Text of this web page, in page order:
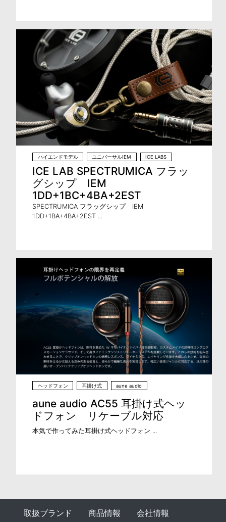
ハイエンドモデル ユニバーサルIEM ICE LABS
ICE LAB SPECTRUMICA フラッ
グシップ IEM
1DD+1BC+4BA+2EST
SPECTRUMICA フラッグシップ IEM
1DD+1BA+4BA+2EST ...
ヘッドフォン 耳掛け式 aune audio
aune audio AC55 耳掛け式ヘッ
ドフォン リケーブル対応
本気で作ってみた耳掛け式ヘッドフォン ...
取扱ブランド 商品情報 会社情報